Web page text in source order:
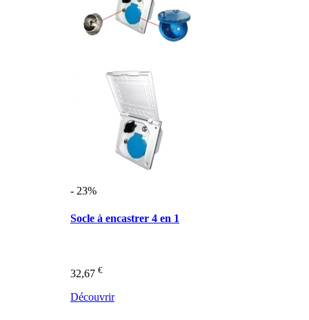
- 23%
Socle à encastrer 4 en 1
32,67 €
Découvrir